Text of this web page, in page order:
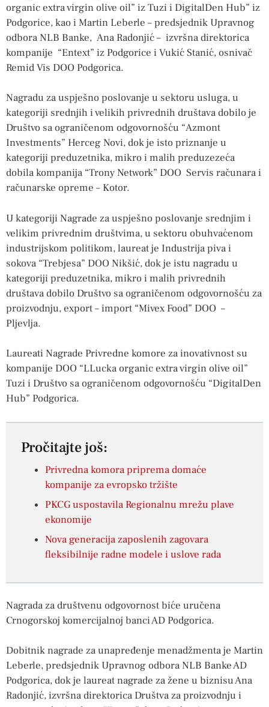
organic extra virgin olive oil” iz Tuzi i DigitalDen Hub” iz
Podgorice, kao i Martin Leberle – predsjednik Upravnog
odbora NLB Banke, Ana Radonjić – izvršna direktorica
kompanije “Entext” iz Podgorice i Vukić Stanić, osnivač
Remid Vis DOO Podgorica.
Nagradu za uspješno poslovanje u sektoru usluga, u
kategoriji srednjih i velikih privrednih društava dobilo je
Društvo sa ograničenom odgovornošću “Azmont
Investments” Herceg Novi, dok je isto priznanje u
kategoriji preduzetnika, mikro i malih preduzezeća
dobila kompanija “Trony Network” DOO Servis računara i
računarske opreme – Kotor.
U kategoriji Nagrade za uspješno poslovanje srednjim i
velikim privrednim društvima, u sektoru obuhvaćenom
industrijskom politikom, laureat je Industrija piva i
sokova “Trebjesa” DOO Nikšić, dok je istu nagradu u
kategoriji preduzetnika, mikro i malih privrednih
društava dobilo Društvo sa ograničenom odgovornošću za
proizvodnju, export – import “Mivex Food” DOO –
Pljevlja.
Laureati Nagrade Privredne komore za inovativnost su
kompanije DOO “LLucka organic extra virgin olive oil”
Tuzi i Društvo sa ograničenom odgovornošću “DigitalDen
Hub” Podgorica.
Pročitajte još:
Privredna komora priprema domaće
kompanije za evropsko tržište
PKCG uspostavila Regionalnu mrežu plave
ekonomije
Nova generacija zaposlenih zagovara
fleksibilnije radne modele i uslove rada
Nagrada za društvenu odgovornost biće uručena
Crnogorskoj komercijalnoj banci AD Podgorica.
Dobitnik nagrade za unapređenje menadžmenta je Martin
Leberle, predsjednik Upravnog odbora NLB Banke AD
Podgorica, dok je laureat nagrade za žene u biznisu Ana
Radonjić, izvršna direktorica Društva za proizvodnju i